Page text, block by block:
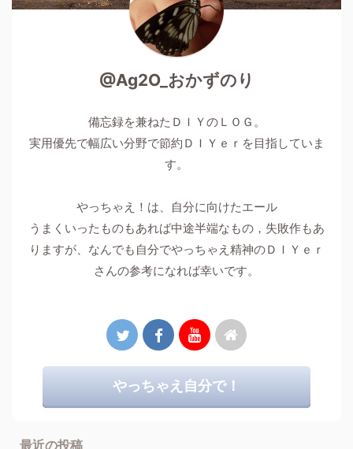
@Ag2O_おかずのり
備忘録を兼ねたＤＩＹのＬＯＧ。
実用優先で幅広い分野で節約ＤＩＹｅｒを目指していま
す。
やっちゃえ！は、自分に向けたエール
うまくいったものもあれば中途半端なもの，失敗作もあ
りますが、なんでも自分でやっちゃえ精神のＤＩＹｅｒ
さんの参考になれば幸いです。
やっちゃえ自分で！
最近の投稿